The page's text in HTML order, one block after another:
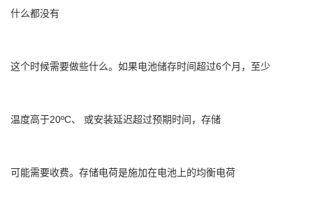
什么都没有
这个时候需要做些什么。如果电池储存时间超过6个月，至少
温度高于20ºC、 或安装延迟超过预期时间，存储
可能需要收费。存储电荷是施加在电池上的均衡电荷